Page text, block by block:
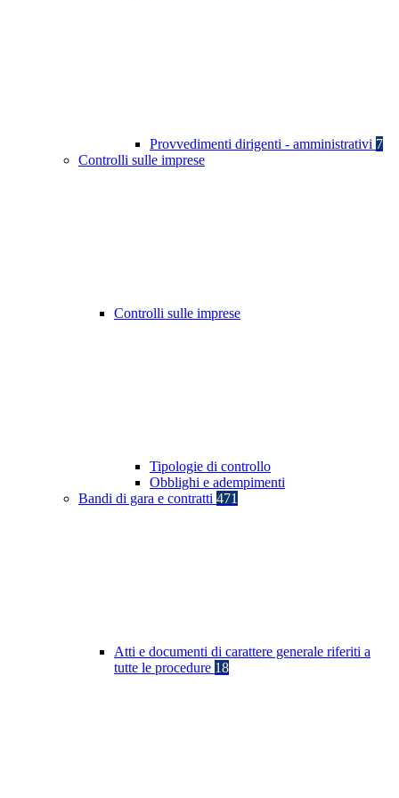
Provvedimenti dirigenti - amministrativi 7
Controlli sulle imprese
Controlli sulle imprese
Tipologie di controllo
Obblighi e adempimenti
Bandi di gara e contratti 471
Atti e documenti di carattere generale riferiti a
tutte le procedure 18